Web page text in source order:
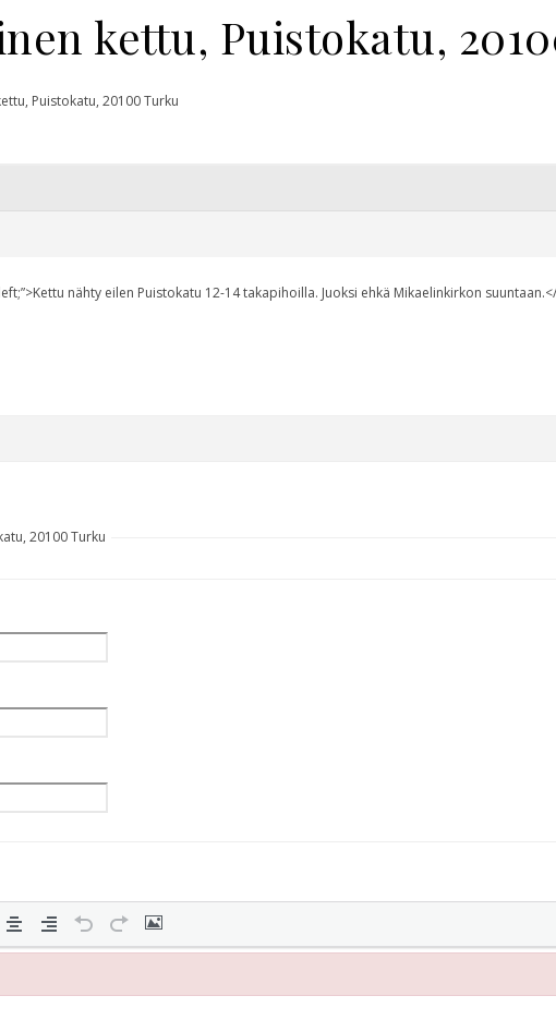
kettu, Puistokatu,
Puistokatu, 20100 Turku
nähty eilen Puistokatu 12-14 takapihoilla. Juoksi ehkä Mikaelinkirkon
20100 Turku